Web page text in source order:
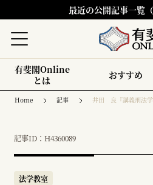
最近の公開記事一覧
有斐閣Online
とは
おすすめ
Home 記事 井田 良『講義刑法学
記事ID：H4360089
法学教室